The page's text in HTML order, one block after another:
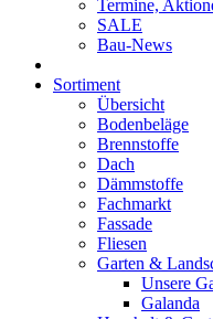
Termine,
SALE
Bau-News
Sortiment
Übersicht
Bodenbeläge
Brennstoffe
Dach
Dämmstoffe
Fachmarkt
Fassade
Fliesen
Garten &
Unsere
Galanda